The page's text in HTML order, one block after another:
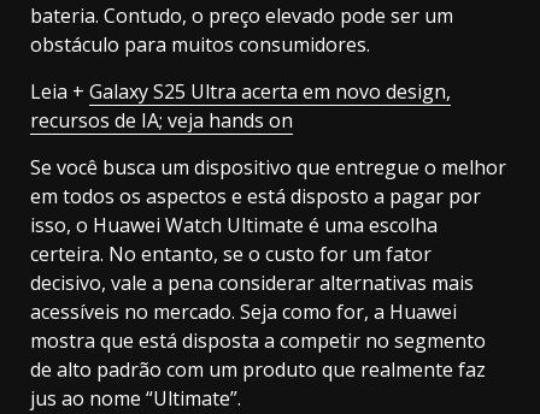
bateria. Contudo, o preço elevado pode ser um
obstáculo para muitos consumidores.
Leia + Galaxy S25 Ultra acerta em novo design,
recursos de IA; veja hands on
Se você busca um dispositivo que entregue o melhor
em todos os aspectos e está disposto a pagar por
isso, o Huawei Watch Ultimate é uma escolha
certeira. No entanto, se o custo for um fator
decisivo, vale a pena considerar alternativas mais
acessíveis no mercado. Seja como for, a Huawei
mostra que está disposta a competir no segmento
de alto padrão com um produto que realmente faz
jus ao nome “Ultimate”.